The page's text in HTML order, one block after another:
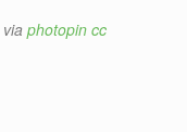
viaphotopin cc